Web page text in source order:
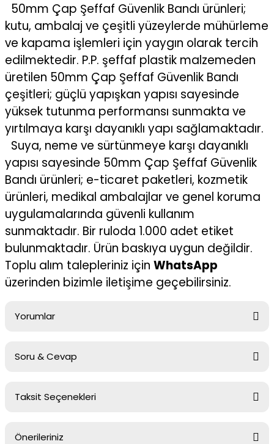
50mm Çap Şeffaf Güvenlik Bandı ürünleri;
kutu, ambalaj ve çeşitli yüzeylerde mühürleme
ve kapama işlemleri için yaygın olarak tercih
edilmektedir. P.P. şeffaf plastik malzemeden
üretilen 50mm Çap Şeffaf Güvenlik Bandı
çeşitleri; güçlü yapışkan yapısı sayesinde
yüksek tutunma performansı sunmakta ve
yırtılmaya karşı dayanıklı yapı sağlamaktadır.
Suya, neme ve sürtünmeye karşı dayanıklı
yapısı sayesinde 50mm Çap Şeffaf Güvenlik
Bandı ürünleri; e-ticaret paketleri, kozmetik
ürünleri, medikal ambalajlar ve genel koruma
uygulamalarında güvenli kullanım
sunmaktadır. Bir ruloda 1.000 adet etiket
bulunmaktadır. Ürün baskıya uygun değildir.
Toplu alım talepleriniz için WhatsApp
üzerinden bizimle iletişime geçebilirsiniz.
Yorumlar
Soru & Cevap
Ürün hakkında henüz soru sorulmamış.
Taksit Seçenekleri
Önerileriniz